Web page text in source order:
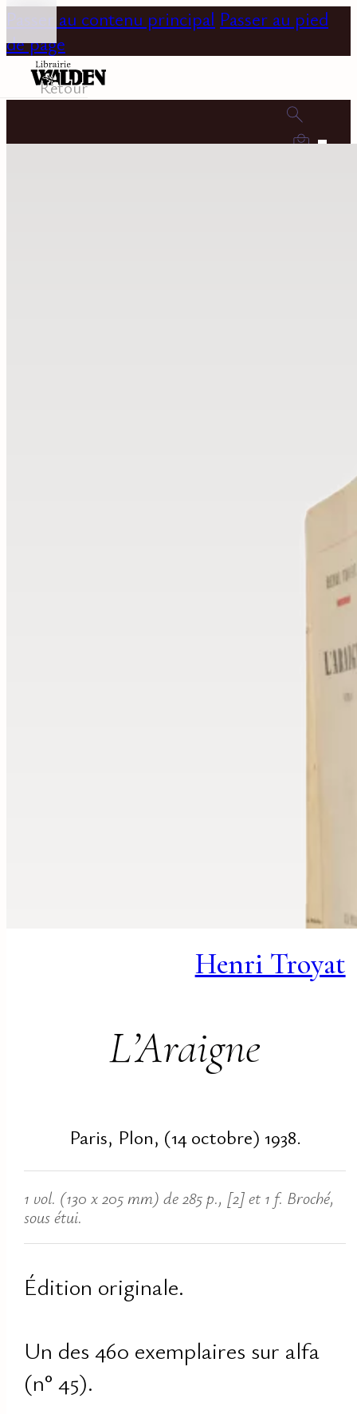
Passer au contenu principal Passer au pied
de page
0
Henri Troyat
L’Araigne
Paris, Plon, (14 octobre) 1938.
1 vol. (130 x 205 mm) de 285 p., [2] et 1 f. Broché,
sous étui.
Édition originale.
Un des 460 exemplaires sur alfa
(n° 45).
Retour